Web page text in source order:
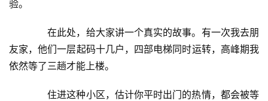
经
商
验。
在此处，给大家讲一个真实的故事。有一次我去朋
友家，他们一层起码十几户，四部电梯同时运转，高峰期我
依然等了三趟才能上楼。
住进这种小区，估计你平时出门的热情，都会被等